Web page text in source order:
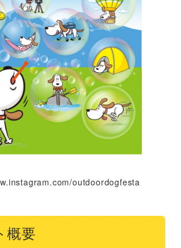
outdoordogfesta
概要